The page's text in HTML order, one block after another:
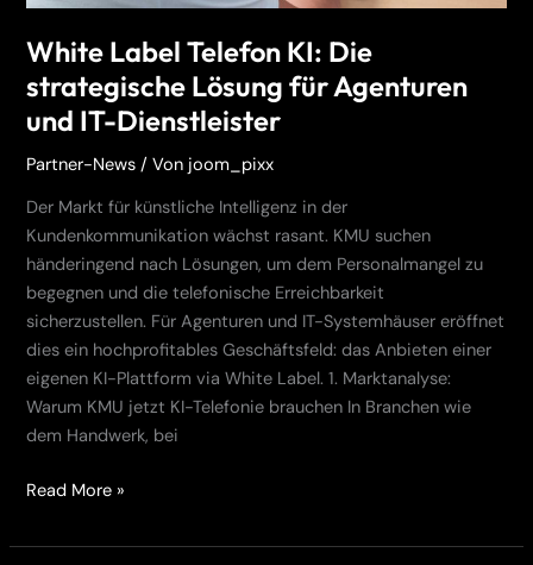
White Label Telefon KI: Die
strategische Lösung für Agenturen
und IT-Dienstleister
Partner-News / Von joom_pixx
Der Markt für künstliche Intelligenz in der
Kundenkommunikation wächst rasant. KMU suchen
händeringend nach Lösungen, um dem Personalmangel zu
begegnen und die telefonische Erreichbarkeit
sicherzustellen. Für Agenturen und IT-Systemhäuser eröffnet
dies ein hochprofitables Geschäftsfeld: das Anbieten einer
eigenen KI-Plattform via White Label. 1. Marktanalyse:
Warum KMU jetzt KI-Telefonie brauchen In Branchen wie
dem Handwerk, bei
Dienstleister
Read More »